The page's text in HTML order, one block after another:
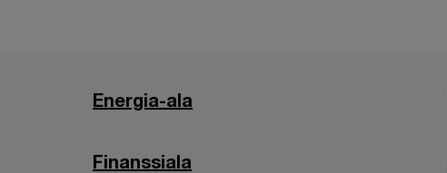
Energia-ala
Finanssiala